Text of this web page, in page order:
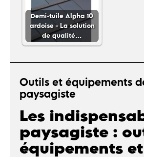
Demi-tuile Alpha 10
ardoise - La solution
de qualité…
Outils et équipements
paysagiste
Les
paysagiste :
équipements et